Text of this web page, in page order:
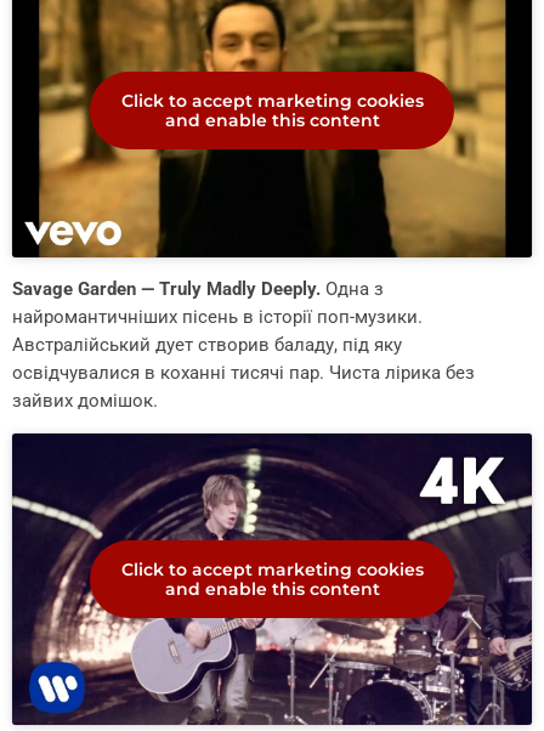
Click to accept marketing cookies
and enable this content
Savage Garden — Truly Madly Deeply. Одна з
найромантичніших пісень в історії поп-музики.
Австралійський дует створив баладу, під яку
освідчувалися в коханні тисячі пар. Чиста лірика без
зайвих домішок.
Click to accept marketing cookies
and enable this content